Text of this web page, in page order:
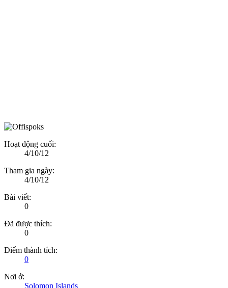
Hoạt động cuối:
4/10/12
Tham gia ngày:
4/10/12
Bài viết:
0
Đã được thích:
0
Điểm thành tích:
0
Nơi ở:
Solomon Islands